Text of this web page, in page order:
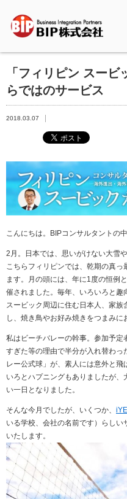
「フィリピン スー
らではのサービス
2018.03.07
こんにちは。 BIPコンサルタントの
2月。日本では、思いがけない大雪
こちらフィリピンでは、乾期の真
ます。月の頭には、年に1度の恒例
催されました。毎年、いろいろと趣
スービック周辺に住む日本人、家
し、焼き鳥やお好み焼きをつまみに
私はビーチバレーの幹事。参加予
すぎた等の理由で半分が入れ替わ
レー公式球」が、素人には意外と
いろとハプニングもありましたが
い一日となりました。
そんな今月でしたが、いくつか、
いる学校、会社の名前です）らし
いたします。